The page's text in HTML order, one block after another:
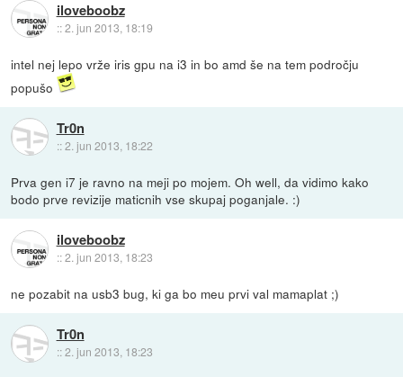
iloveboobz
::2. jun 2013, 18:19
intel nej lepo vrže iris gpu na i3 in bo amd še na tem področju
popušo
Tr0n
::2. jun 2013, 18:22
Prva gen i7 je ravno na meji po mojem. Oh well, da vidimo kako
bodo prve revizije maticnih vse skupaj poganjale. :)
iloveboobz
::2. jun 2013, 18:23
ne pozabit na usb3 bug, ki ga bo meu prvi val mamaplat ;)
Tr0n
::2. jun 2013, 18:23